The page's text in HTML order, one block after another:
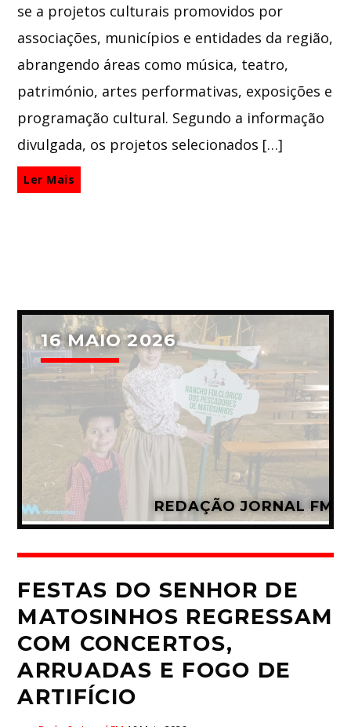
se a projetos culturais promovidos por
associações, municípios e entidades da região,
abrangendo áreas como música, teatro,
património, artes performativas, exposições e
programação cultural. Segundo a informação
divulgada, os projetos selecionados […]
Ler Mais
16 MAIO 2026
REDAÇÃO JORNAL FM
FESTAS DO SENHOR DE
MATOSINHOS REGRESSAM
COM CONCERTOS,
ARRUADAS E FOGO DE
ARTIFÍCIO